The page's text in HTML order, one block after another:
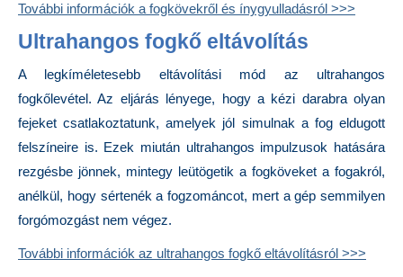
További információk a fogkövekről és ínygyulladásról >>>
Ultrahangos fogkő eltávolítás
A legkíméletesebb eltávolítási mód az ultrahangos
fogkőlevétel. Az eljárás lényege, hogy a kézi darabra olyan
fejeket csatlakoztatunk, amelyek jól simulnak a fog eldugott
felszíneire is. Ezek miután ultrahangos impulzusok hatására
rezgésbe jönnek, mintegy leütögetik a fogköveket a fogakról,
anélkül, hogy sértenék a fogzománcot, mert a gép semmilyen
forgómozgást nem végez.
További információk az ultrahangos fogkő eltávolításról >>>